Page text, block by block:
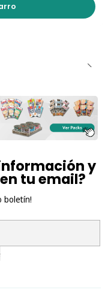
y
tu email?
boletín!